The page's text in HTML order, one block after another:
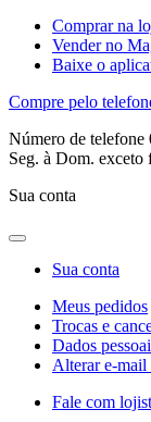
Comprar na
Vender no
Baixe o
Compre pelo
Número de telefone
Seg. à Dom. exceto
Sua conta
Sua conta
Meus pedidos
Trocas e
Dados
Alterar e-mail
Fale com